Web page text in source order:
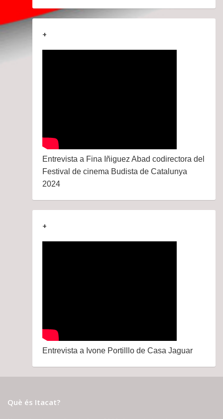
+
Entrevista a Fina Iñiguez Abad codirectora del
Festival de cinema Budista de Catalunya
2024
+
Entrevista a Ivone Portilllo de Casa Jaguar
Què és Itacat?